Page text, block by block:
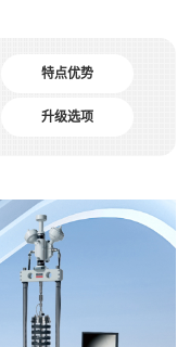
特点优势
升级选项